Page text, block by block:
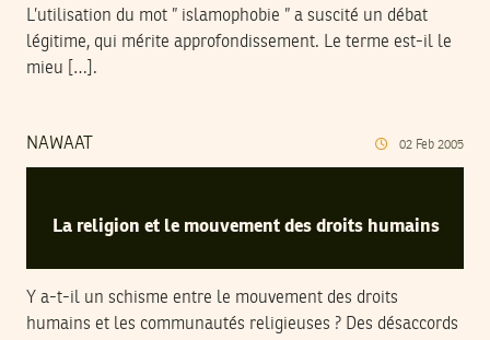
L’utilisation du mot ” islamophobie ” a suscité un débat
légitime, qui mérite approfondissement. Le terme est-il le
mieu […].
NAWAAT 02 Feb 2005
La religion et le mouvement des droits humains
Y a-t-il un schisme entre le mouvement des droits
humains et les communautés religieuses ? Des désaccords